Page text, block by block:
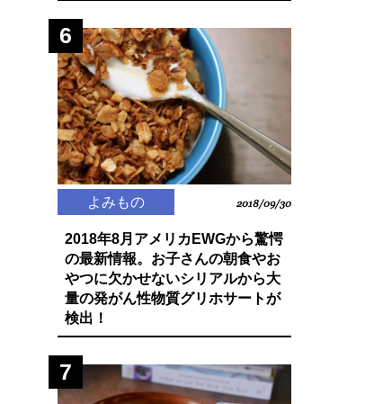
6
よみもの 2018/09/30
2018年8月アメリカEWGから驚愕
の最新情報。お子さんの朝食やお
やつに欠かせないシリアルから大
量の発がん性物質グリホサートが
検出！
7